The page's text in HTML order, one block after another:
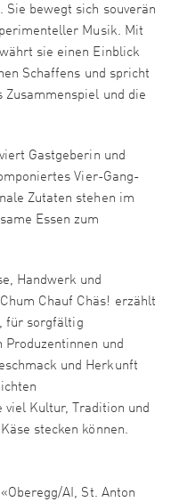
Sie bewegt sich souverän
Musik. Mit
sie einen Einblick
Schaffens und spricht
und die
Gastgeberin und
Vier-Gang-
Zutaten stehen im
Essen zum
Handwerk und
Chauf Chäs! erzählt
für sorgfältig
Produzentinnen und
und Herkunft
viel Kultur, Tradition und
stecken können.
AI, St. Anton